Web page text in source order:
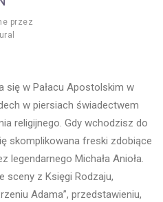
przez
się w Pałacu Apostolskim w
w piersiach świadectwem
religijnego. Gdy wchodzisz do
skomplikowana freski zdobiące
legendarnego Michała Anioła.
sceny z Księgi Rodzaju,
Adama”, przedstawieniu,